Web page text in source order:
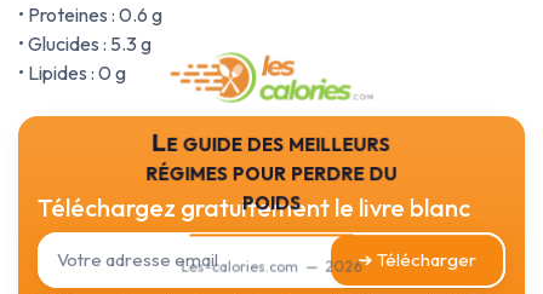
• Proteines : 0.6 g
• Glucides : 5.3 g
• Lipides : 0 g
Le guide des meilleurs
régimes pour perdre du
poids
Les-calories.com — 2026
Téléchargez gratuitement le livre blanc
➔ Télécharger